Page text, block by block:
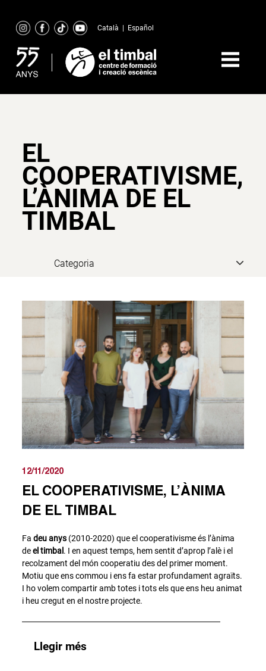
content
Català Español
EL
COOPERATIVISME,
L’ÀNIMA DE EL
TIMBAL
12/11/2020
EL COOPERATIVISME, L’ÀNIMA
DE EL TIMBAL
Fadeu anys (2010-2020) que el cooperativisme és l’ànima
deel timbal . I en aquest temps, hem sentit d’aprop l’alè i el
recolzament del món cooperatiu des del primer moment.
Motiu que ens commou i ens fa estar profundament agraïts.
I ho volem compartir amb totes i tots els que ens heu animat
i heu cregut en el nostre projecte.
Llegir més